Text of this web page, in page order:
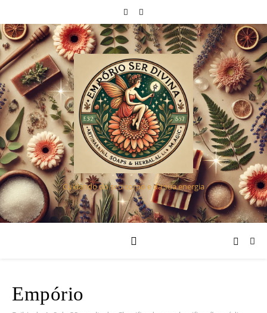
Cuidando do seu corpo e da sua energia
Empório